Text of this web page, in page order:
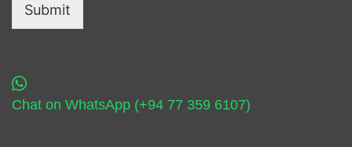
Submit
Chat on WhatsApp (+94 77 359 6107)